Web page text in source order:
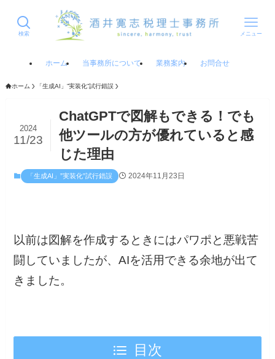
検索 メニュー
ホーム 当事務所について 業務案内 お問合せ
ホーム 「生成AI」”実装化”試行錯誤
ChatGPTで図解もできる！でも
他ツールの方が優れていると感
じた理由
2024
11/23
「生成AI」”実装化”試行錯誤 2024年11月23日
以前は図解を作成するときにはパワポと悪戦苦
闘していましたが、AIを活用できる余地が出て
きました。
目次